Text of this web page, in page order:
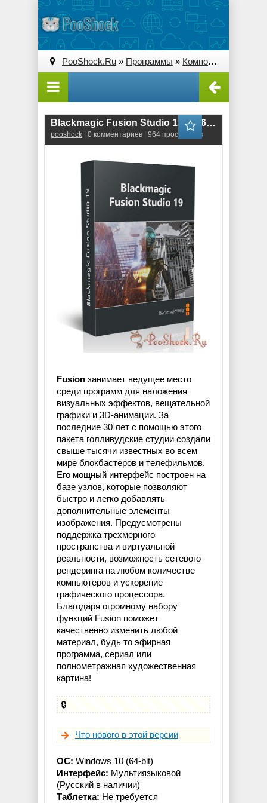
PooShock.Ru » Программы » Композитинг
Blackmagic Fusion Studio 19.1.4.6 +АРХИВ ВЕРСИЙ 19.x
pooshock | 0 комментариев | 964 просмотров
Fusion занимает ведущее место
среди программ для наложения
визуальных эффектов, вещательной
графики и 3D-анимации. За
последние 30 лет с помощью этого
пакета голливудские студии создали
свыше тысячи известных во всем
мире блокбастеров и телефильмов.
Его мощный интерфейс построен на
базе узлов, которые позволяют
быстро и легко добавлять
дополнительные элементы
изображения. Предусмотрены
поддержка трехмерного
пространства и виртуальной
реальности, возможность сетевого
рендеринга на любом количестве
компьютеров и ускорение
графического процессора.
Благодаря огромному набору
функций Fusion поможет
качественно изменить любой
материал, будь то эфирная
программа, сериал или
полнометражная художественная
картина!
🔒
Что нового в этой версии
ОС: Windows 10 (64-bit)
Интерфейс: Мультиязыковой
(Русский в наличии)
Таблетка: Не требуется